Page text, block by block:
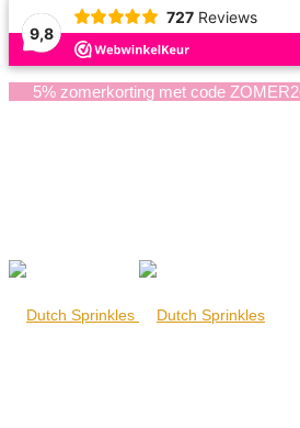
9,8
727 Reviews
5% zomerkorting met code